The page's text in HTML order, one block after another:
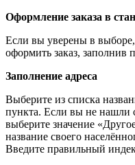
Оформление заказа в
Если вы уверены в
оформить заказ, заполнив
Заполнение адреса
Выберите из списка
пункта. Если вы не нашли
выберите значение
название своего
Введите правильный